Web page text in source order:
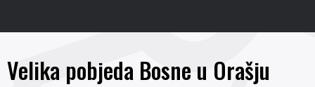
Velika pobjeda Bosne u Orašju